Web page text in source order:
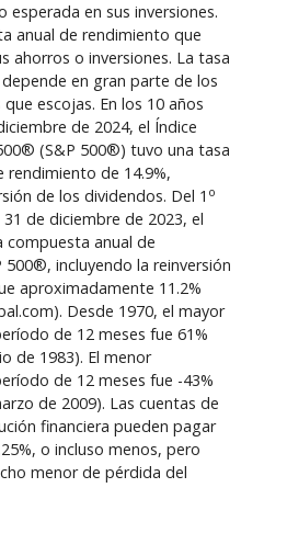
esperada en sus inversiones.
anual de rendimiento que
ahorros o inversiones. La tasa
en gran parte de los
escojas. En los 10 años
de 2024, el Índice
(S&P 500®) tuvo una tasa
rendimiento de 14.9%,
de los dividendos. Del 1 o
de diciembre de 2023, el
anual de
incluyendo la reinversión
aproximadamente 11.2%
Desde 1970, el mayor
de 12 meses fue 61%
de 1983). El menor
de 12 meses fue -43%
de 2009). Las cuentas de
financiera pueden pagar
o incluso menos, pero
menor de pérdida del